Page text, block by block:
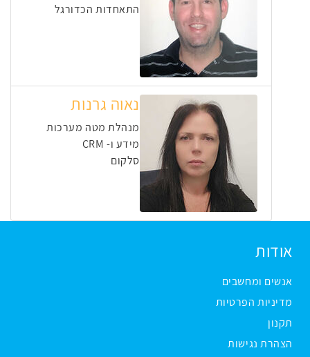
התאחדות הכדורגל
נאוה גרנות
מנהלת מטה מערכות
מידע ו- CRM
סלקום
אודות
אנשים ומחשבים
מדיניות הפרטיות
תקנון
הצהרת נגישות